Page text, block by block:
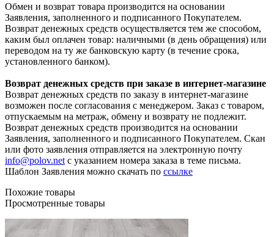
Обмен и возврат товара производится на основании
Заявления, заполненного и подписанного Покупателем.
Возврат денежных средств осуществляется тем же способом,
каким был оплачен товар: наличными (в день обращения) или
переводом на ту же банковскую карту (в течение срока,
установленного банком).
Возврат денежных средств при заказе в интернет-магазине
Возврат денежных средств по заказу в интернет-магазине
возможен после согласования с менеджером. Заказ с товаром,
отпускаемым на метраж, обмену и возврату не подлежит.
Возврат денежных средств производится на основании
Заявления, заполненного и подписанного Покупателем. Скан
или фото заявления отправляется на электронную почту
info@polov.net с указанием номера заказа в теме письма.
Шаблон Заявления можно скачать по ссылке
Похожие товары
Просмотренные товары